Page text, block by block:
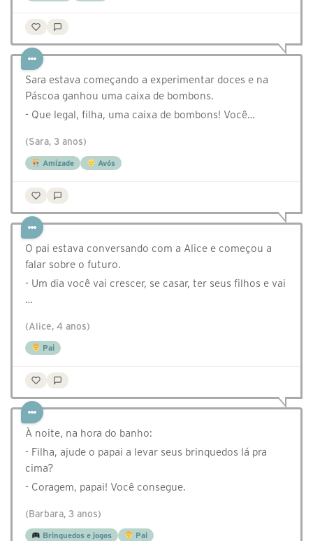
Sara estava começando a experimentar doces e na
Páscoa ganhou uma caixa de bombons.
- Que legal, filha, uma caixa de bombons! Você…
(Sara, 3 anos)
Amizade Avós
O pai estava conversando com a Alice e começou a
falar sobre o futuro.
- Um dia você vai crescer, se casar, ter seus filhos e vai
…
(Alice, 4 anos)
Pai
À noite, na hora do banho:
- Filha, ajude o papai a levar seus brinquedos lá pra
cima?
- Coragem, papai! Você consegue.
(Barbara, 3 anos)
Brinquedos e jogos Pai